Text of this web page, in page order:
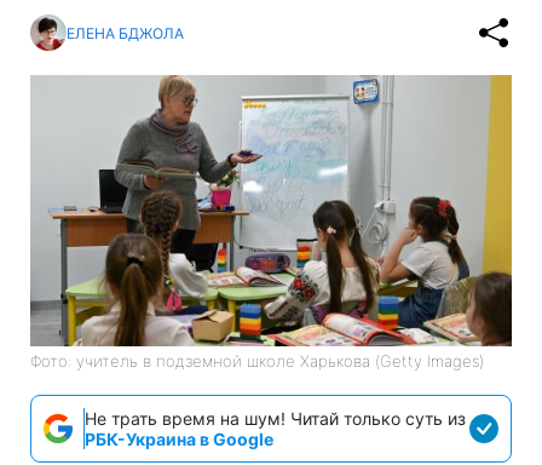
ЕЛЕНА БДЖОЛА
Фото: учитель в подземной школе Харькова (Getty Images)
Не трать время на шум! Читай только суть из
РБК-Украина в Google